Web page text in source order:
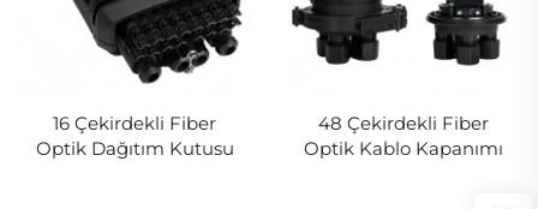
16 Çekirdekli Fiber
Optik Dağıtım Kutusu
48 Çekirdekli Fiber
Optik Kablo Kapanımı